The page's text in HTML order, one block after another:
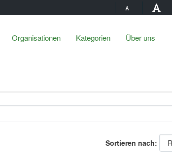
Organisationen Kategorien Über uns
Sortieren nach